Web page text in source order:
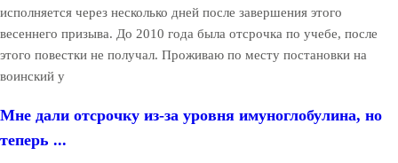
исполняется через несколько дней после завершения этого
весеннего призыва. До 2010 года была отсрочка по учебе, после
этого повестки не получал. Проживаю по месту постановки на
воинский у
Мне дали отсрочку из-за уровня имуноглобулина, но
теперь ...